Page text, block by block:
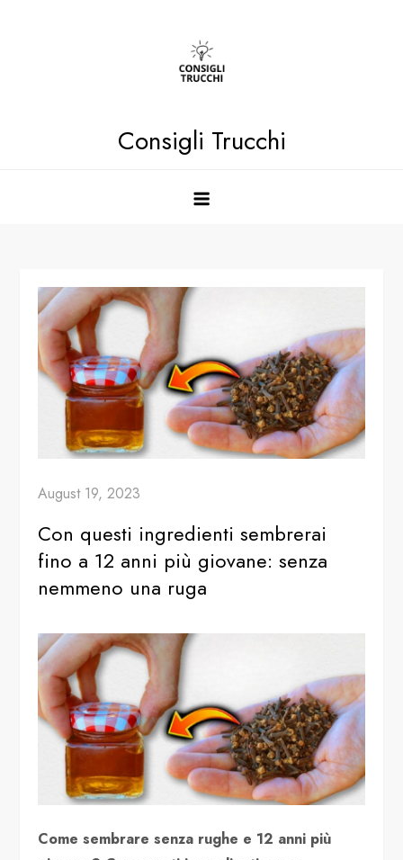
Consigli Trucchi
August 19, 2023
Con questi ingredienti sembrerai
fino a 12 anni più giovane: senza
nemmeno una ruga
Come sembrare senza rughe e 12 anni più